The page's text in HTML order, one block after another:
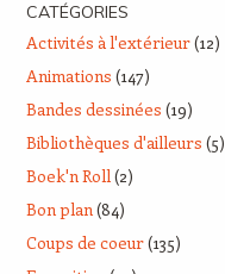
CATÉGORIES
Activités à l'extérieur(12)
Animations (147)
Bandes dessinées (19)
Bibliothèques d'ailleurs (5)
Boek'n Roll(2)
Bon plan(84)
Coups de coeur(135)